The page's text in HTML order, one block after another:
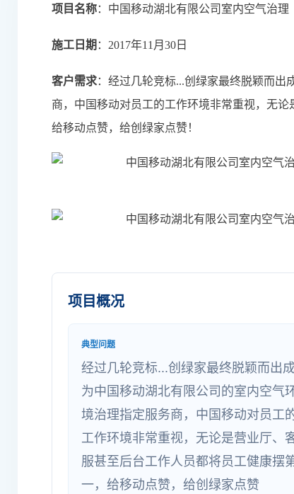
项目名称：中国移动湖北有限公司室内空气治理
施工日期 ：2017年11月30日
客户需求：经过几轮竞标...创绿家最终脱颖而出
商，中国移动对员工的工作环境非常重视，无
给移动点赞，给创绿家点赞！
项目概况
典型问题
经过几轮竞标...创绿家最终脱颖而出成
为中国移动湖北有限公司的室内空气
境治理指定服务商，中国移动对员工
工作环境非常重视，无论是营业厅、
服甚至后台工作人员都将员工健康摆
一，给移动点赞，给创绿家点赞